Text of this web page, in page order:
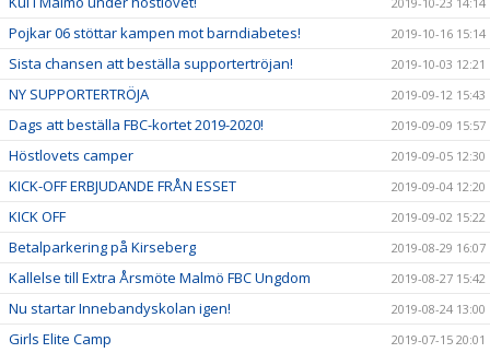
Pojkar 06 stöttar kampen mot barndiabetes! 2019-10-16 15:14
Sista chansen att beställa supportertröjan! 2019-10-03 12:21
NY SUPPORTERTRÖJA 2019-09-12 15:43
Dags att beställa FBC-kortet 2019-2020! 2019-09-09 15:57
Höstlovets camper 2019-09-05 12:30
KICK-OFF ERBJUDANDE FRÅN ESSET 2019-09-04 12:20
KICK OFF 2019-09-02 15:22
Betalparkering på Kirseberg 2019-08-29 16:07
Kallelse till Extra Årsmöte Malmö FBC Ungdom 2019-08-27 15:42
Nu startar Innebandyskolan igen! 2019-08-24 13:00
Girls Elite Camp 2019-07-15 20:01